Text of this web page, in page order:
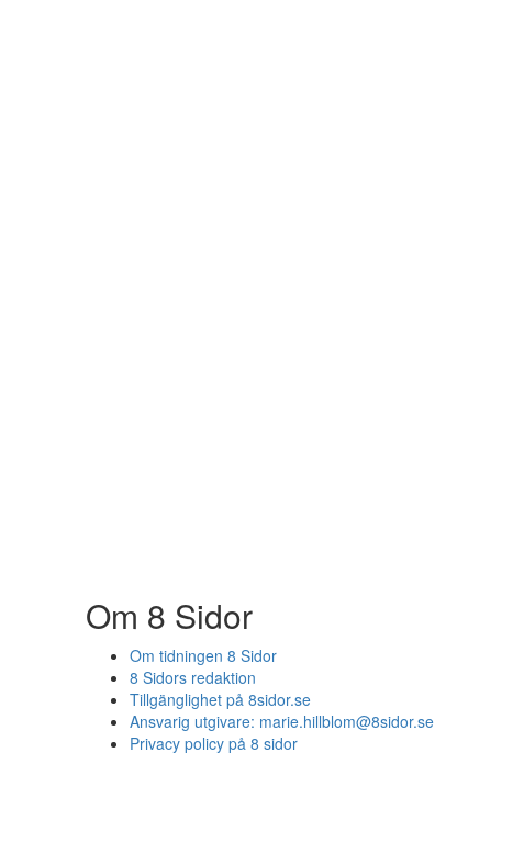
Om 8 Sidor
Om tidningen 8 Sidor
8 Sidors redaktion
Tillgänglighet på 8sidor.se
Ansvarig utgivare: marie.hillblom@8sidor.se
Privacy policy på 8 sidor